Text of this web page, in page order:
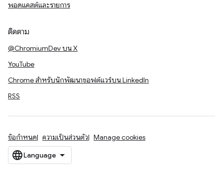
พอดแคสต์และรายการ
ติดตาม
@ChromiumDev บน X
YouTube
Chrome สำหรับนักพัฒนาซอฟต์แวร์บน LinkedIn
RSS
ข้อกำหนด ความเป็นส่วนตัว Manage cookies